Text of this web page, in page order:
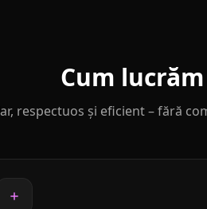
Cum lucrăm
respectuos și eficient – fără